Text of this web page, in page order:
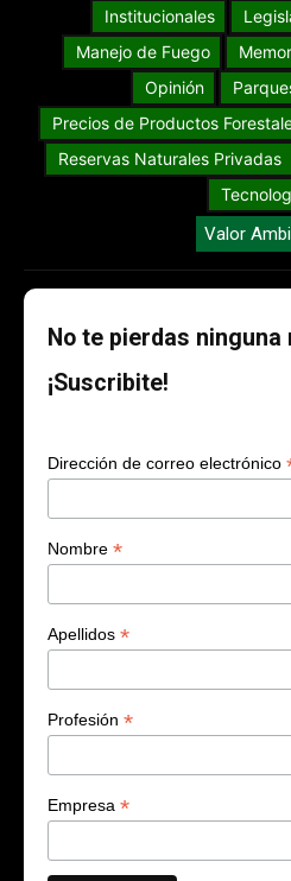
Institucionales
Manejo de Fuego
Opinión
Precios de Productos
Reservas Naturales Privadas
Valor
No te pierdas ninguna
¡Suscribite!
Dirección de correo electrónico
Nombre *
Apellidos *
Profesión *
Empresa *